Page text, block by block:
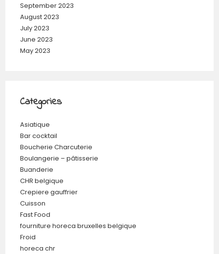
September 2023
August 2023
July 2023
June 2023
May 2023
Categories
Asiatique
Bar cocktail
Boucherie Charcuterie
Boulangerie – pâtisserie
Buanderie
CHR belgique
Crepiere gauffrier
Cuisson
Fast Food
fourniture horeca bruxelles belgique
Froid
horeca chr